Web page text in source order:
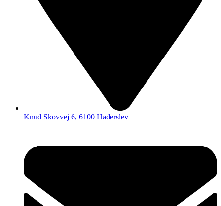
Knud Skovvej 6, 6100 Haderslev